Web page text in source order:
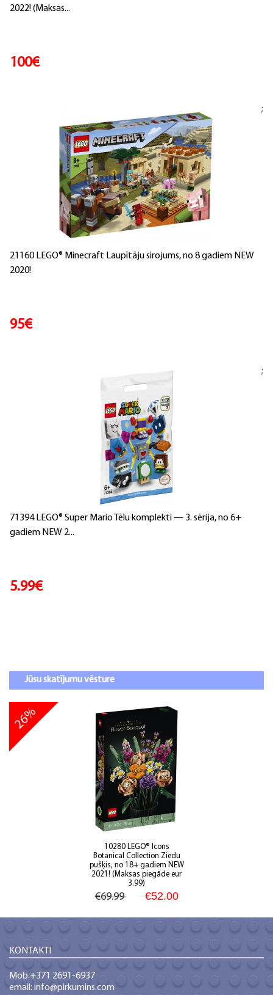
2022! (Maksas...
100€
21160 LEGO® Minecraft Laupītāju sirojums, no 8 gadiem NEW
2020!
95€
;
71394 LEGO® Super Mario Tēlu komplekti — 3. sērija, no 6+
gadiem NEW 2...
5.99€
;
Jūsu skatījumu vēsture
10280 LEGO® Icons
Botanical Collection Ziedu
pušķis, no 18+ gadiem NEW
2021! (Maksas piegāde eur
3.99)
26%
€69.99 €52.00
KONTAKTI
Mob.+371 2691-6937
email: info@pirkumins.com